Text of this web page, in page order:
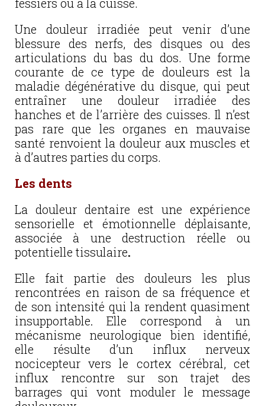
Une douleur irradiée peut venir d’une
blessure des nerfs, des disques ou des
articulations du bas du dos. Une forme
courante de ce type de douleurs est la
maladie dégénérative du disque, qui peut
entraîner une douleur irradiée des
hanches et de l’arrière des cuisses. Il n’est
pas rare que les organes en mauvaise
santé renvoient la douleur aux muscles et
à d’autres parties du corps.
Les dents
La douleur dentaire est une expérience
sensorielle et émotionnelle déplaisante,
associée à une destruction réelle ou
potentielle tissulaire.
Elle fait partie des douleurs les plus
rencontrées en raison de sa fréquence et
de son intensité qui la rendent quasiment
insupportable. Elle correspond à un
mécanisme neurologique bien identifié,
elle résulte d’un influx nerveux
nocicepteur vers le cortex cérébral, cet
influx rencontre sur son trajet des
barrages qui vont moduler le message